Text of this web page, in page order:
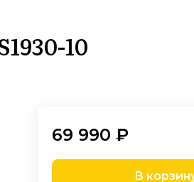
10
69 990 ₽
В